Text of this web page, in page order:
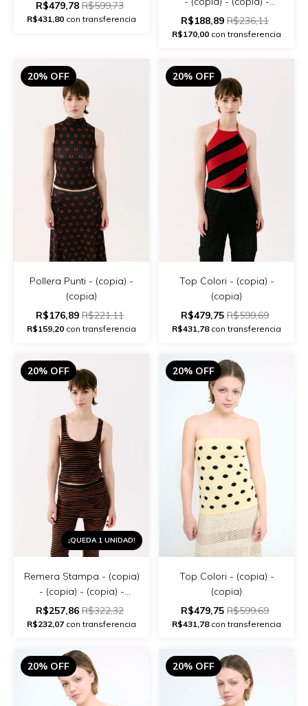
R$479,78 R$599,73
R$431,80 con transferencia
(copia)
R$188,89 R$236,11
R$170,00 con transferencia
20% OFF
Pollera Punti - (copia) -
(copia)
R$176,89 R$221,11
R$159,20 con transferencia
20% OFF
Top Colori - (copia) -
(copia)
R$479,75 R$599,69
R$431,78con transferencia
20% OFF
¡QUEDA 1 UNIDAD!
Remera Stampa - (copia)
- (copia) - (copia) -
(copia) - (copia) - (copia)
R$257,86 R$322,32
R$232,07 con transferencia
20% OFF
Top Colori - (copia) -
(copia)
R$479,75 R$599,69
R$431,78con transferencia
20% OFF 20% OFF